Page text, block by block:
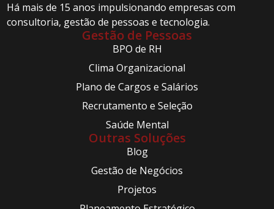
Há mais de 15 anos impulsionando empresas com
consultoria, gestão de pessoas e tecnologia.
Gestão de Pessoas
BPO de RH
Clima Organizacional
Plano de Cargos e Salários
Recrutamento e Seleção
Saúde Mental
Outras Soluções
Blog
Gestão de Negócios
Projetos